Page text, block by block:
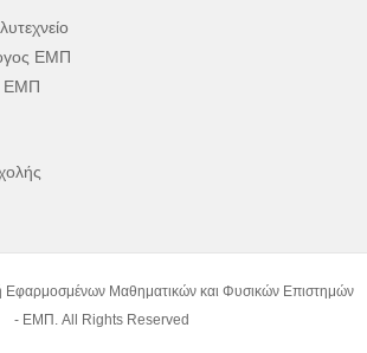
ΕΜΠ
ΕΜΠ
Μαθηματικών και Φυσικών Επιστημών
- ΕΜΠ. All Rights Reserved